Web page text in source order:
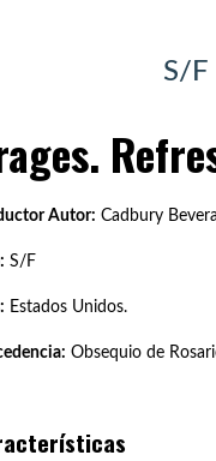
S/F
Autor: Cadbury
S/F
Estados Unidos.
Obsequio de